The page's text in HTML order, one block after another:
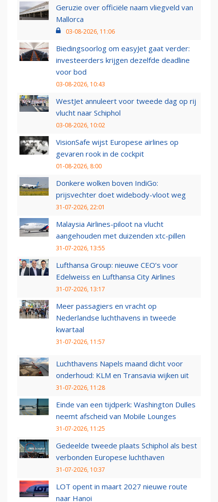
Geruzie over officiële naam vliegveld van
Mallorca
03-08-2026, 11:06
Biedingsoorlog om easyJet gaat verder:
investeerders krijgen dezelfde deadline
voor bod
03-08-2026, 10:43
WestJet annuleert voor tweede dag op rij
vlucht naar Schiphol
03-08-2026, 10:02
VisionSafe wijst Europese airlines op
gevaren rook in de cockpit
01-08-2026, 8:00
Donkere wolken boven IndiGo:
prijsvechter doet widebody-vloot weg
31-07-2026, 22:01
Malaysia Airlines-piloot na vlucht
aangehouden met duizenden xtc-pillen
31-07-2026, 13:55
Lufthansa Group: nieuwe CEO’s voor
Edelweiss en Lufthansa City Airlines
31-07-2026, 13:17
Meer passagiers en vracht op
Nederlandse luchthavens in tweede
kwartaal
31-07-2026, 11:57
Luchthavens Napels maand dicht voor
onderhoud: KLM en Transavia wijken uit
31-07-2026, 11:28
Einde van een tijdperk: Washington Dulles
neemt afscheid van Mobile Lounges
31-07-2026, 11:25
Gedeelde tweede plaats Schiphol als best
verbonden Europese luchthaven
31-07-2026, 10:37
LOT opent in maart 2027 nieuwe route
naar Hanoi